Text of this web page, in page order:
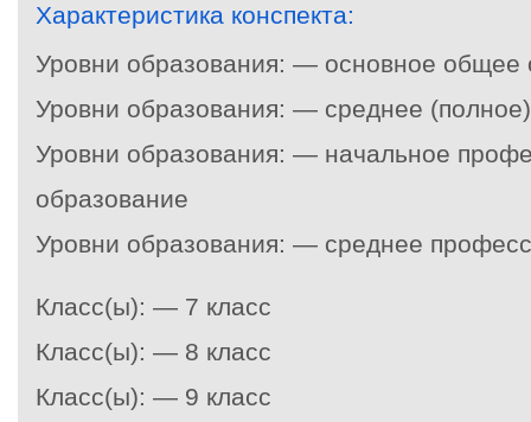
Характеристика конспекта:
Уровни образования: — основное общее
Уровни образования: — среднее
Уровни образования: — начальное
образование
Уровни образования: — среднее
Класс(ы): — 7 класс
Класс(ы): — 8 класс
Класс(ы): — 9 класс